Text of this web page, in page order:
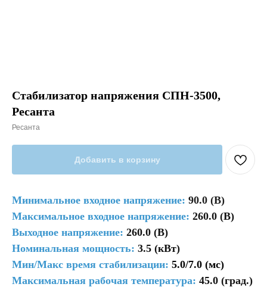
Стабилизатор напряжения СПН-3500,
Ресанта
Ресанта
Добавить в корзину
Минимальное входное напряжение: 90.0 (В)
Максимальное входное напряжение: 260.0 (В)
Выходное напряжение: 260.0 (В)
Номинальная мощность: 3.5 (кВт)
Мин/Макс время стабилизации: 5.0/7.0 (мс)
Максимальная рабочая температура: 45.0 (град.)